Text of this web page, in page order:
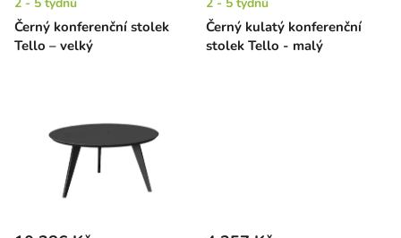
d
u
Černý konferenční stolek
Tello – velký
Černý kulatý konferenční
stolek Tello - malý